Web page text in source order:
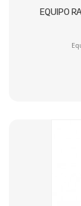
EQUIPO